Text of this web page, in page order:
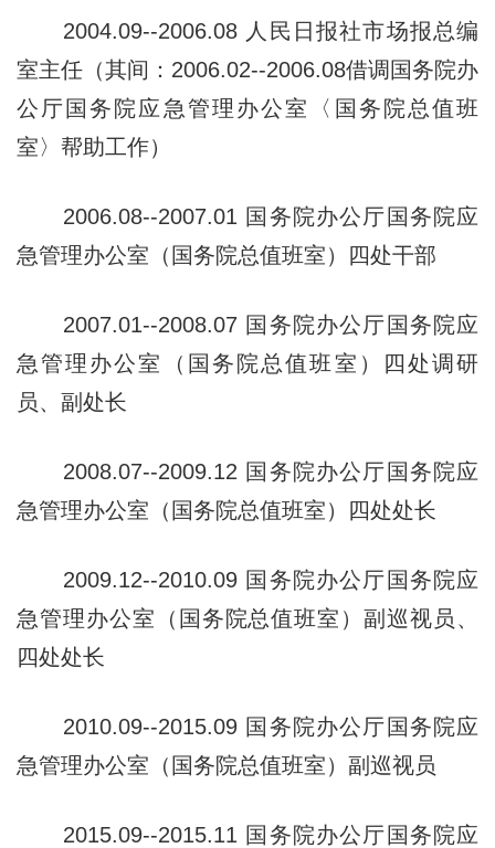
2004.09--2006.08 人民日报社市场报总编
室主任（其间： 2006.02--2006.08借调国务院办
公厅国务院应急管理办公室〈国务院总值班
室〉帮助工作）
2006.08--2007.01 国务院办公厅国务院应
急管理办公室（国务院总值班室）四处干部
2007.01--2008.07 国务院办公厅国务院应
急管理办公室（国务院总值班室）四处调研
员、副处长
2008.07--2009.12 国务院办公厅国务院应
急管理办公室（国务院总值班室）四处处长
2009.12--2010.09 国务院办公厅国务院应
急管理办公室（国务院总值班室）副巡视员、
四处处长
2010.09--2015.09 国务院办公厅国务院应
急管理办公室（国务院总值班室）副巡视员
2015.09--2015.11 国务院办公厅国务院应